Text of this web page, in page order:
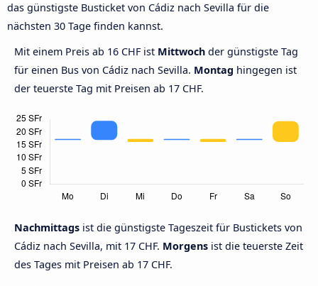
das günstigste Busticket von Cádiz nach Sevilla für die
nächsten 30 Tage finden kannst.
Mit einem Preis ab 16 CHF ist Mittwoch der günstigste Tag
für einen Bus von Cádiz nach Sevilla. Montag hingegen ist
der teuerste Tag mit Preisen ab 17 CHF.
Nachmittags ist die günstigste Tageszeit für Bustickets von
Cádiz nach Sevilla, mit 17 CHF. Morgens ist die teuerste Zeit
des Tages mit Preisen ab 17 CHF.